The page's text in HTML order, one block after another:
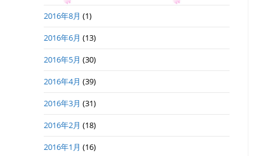
2016年8月 (1)
2016年6月 (13)
2016年5月 (30)
2016年4月 (39)
2016年3月 (31)
2016年2月 (18)
2016年1月 (16)